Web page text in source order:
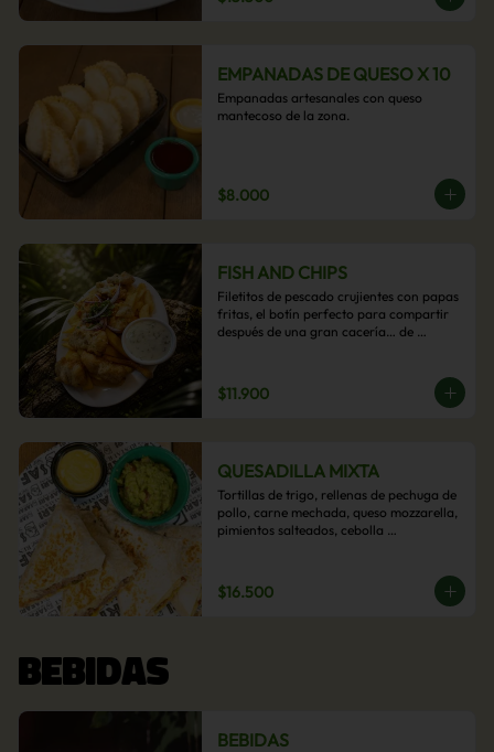
EMPANADAS DE QUESO X 10
Empanadas artesanales con queso
mantecoso de la zona.
$8.000
FISH AND CHIPS
Filetitos de pescado crujientes con papas
fritas, el botín perfecto para compartir
después de una gran cacería… de
$11.900
QUESADILLA MIXTA
Tortillas de trigo, rellenas de pechuga de
pollo, carne mechada, queso mozzarella,
pimientos salteados, cebolla
$16.500
BEBIDAS
BEBIDAS